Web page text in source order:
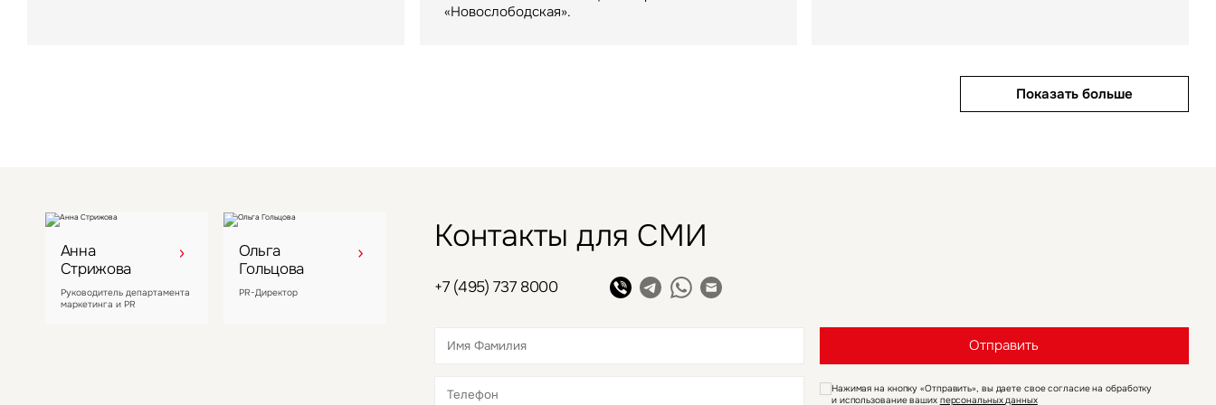
«Новослободская».
Показать больше
Показать больше
в 2009 году
Показать больше
Анна
Стрижова
Руководитель департамента
маркетинга и PR
Ольга
Гольцова
PR-Директор
Контакты для СМИ
+7 (495) 737 8000
Отправить
Нажимая на кнопку «Отправить», вы даете свое согласие на обработку
и использование ваших персональных данных